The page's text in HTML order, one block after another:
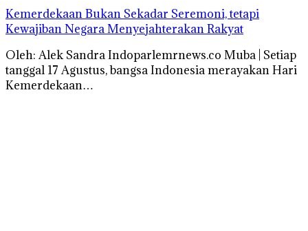
Kemerdekaan Bukan Sekadar Seremoni, tetapi
Kewajiban Negara Menyejahterakan Rakyat
Oleh: Alek Sandra Indoparlemrnews.co Muba | Setiap
tanggal 17 Agustus, bangsa Indonesia merayakan Hari
Kemerdekaan…